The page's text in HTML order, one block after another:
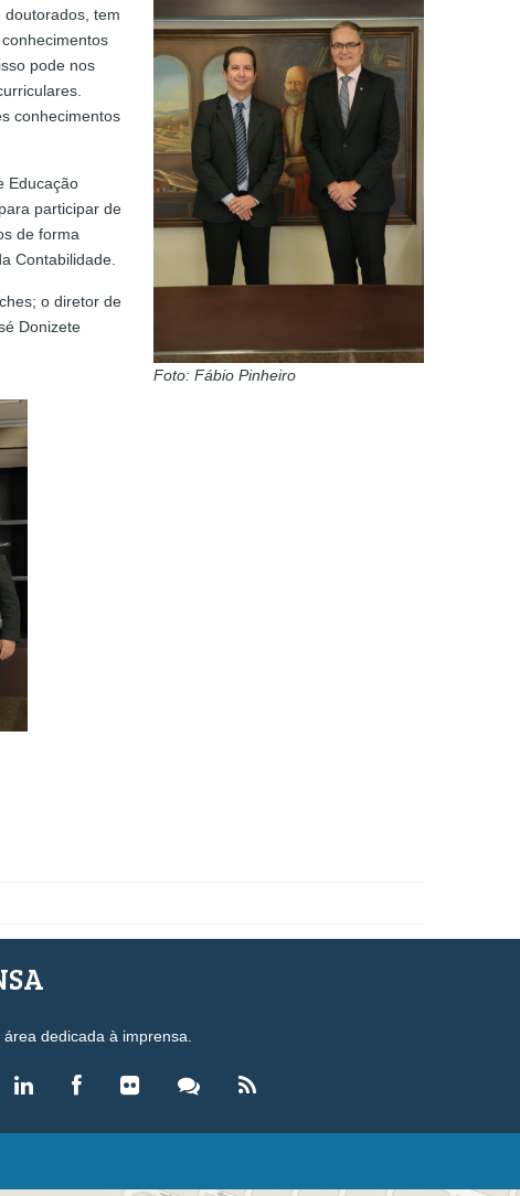
Foto: Fábio Pinheiro
tem
pode nos
conhecimentos
Educação
participar de
de forma
Contabilidade.
o diretor de
Donizete
dedicada à imprensa.